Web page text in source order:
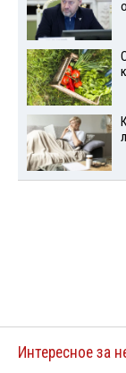
Интересное за